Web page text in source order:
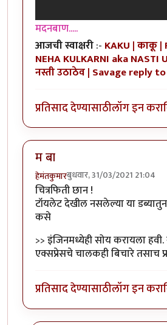
मदनबाण.....
आजची स्वाक्षरी:- KAKU | काकू |
NEHA KULKARNI aka NASTI
नस्ती उठाठेव | Savage reply
प्रतिसाद देण्यासाठीलॉग इन करा
म बा
हेमंतकुमारबुधवार, 31/03/2021 21:04
चित्रफिती छान !
टॉयलेट देखील नसलेल्या या
कसे
>> इंजिनमध्येही सोय करायला
एक्सप्रेसचे चालकही बिचारे तसाच
प्रतिसाद देण्यासाठीलॉग इन करा